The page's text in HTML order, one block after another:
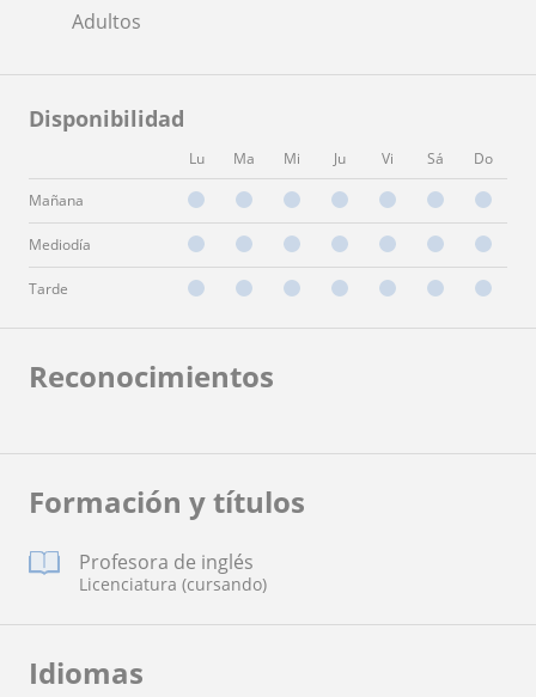
Adultos
Disponibilidad
Lu Ma Mi Ju Vi Sá Do
Mañana
Mediodía
Tarde
Reconocimientos
Formación y títulos
Profesora de inglés
Licenciatura (cursando)
Idiomas